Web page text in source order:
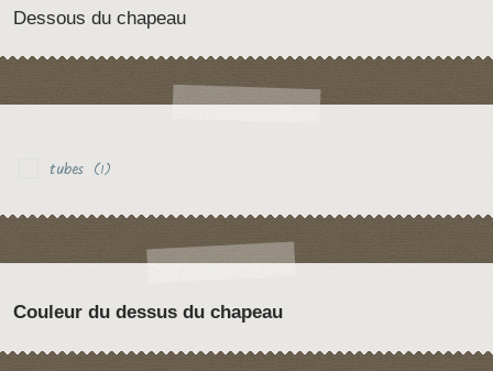
Dessous du chapeau
tubes (1)
Couleur du dessus du chapeau